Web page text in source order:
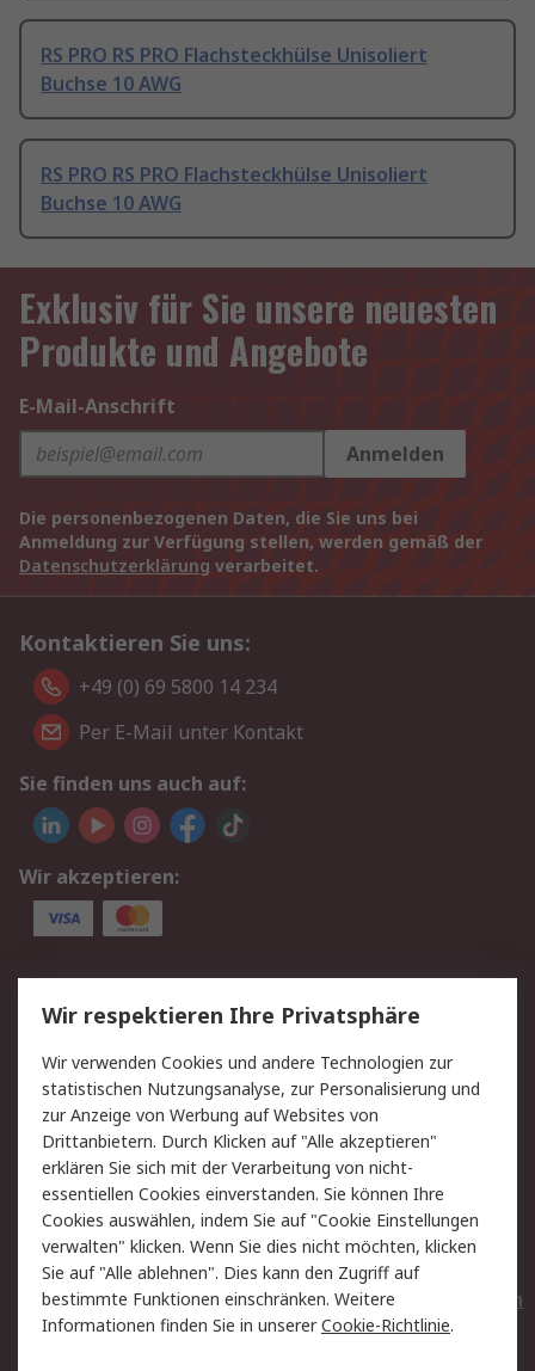
RS PRO RS PRO Flachsteckhülse Unisoliert
Buchse 10 AWG
RS PRO RS PRO Flachsteckhülse Unisoliert
Buchse 10 AWG
Exklusiv für Sie unsere neuesten
Produkte und Angebote
E-Mail-Anschrift
Anmelden
Die personenbezogenen Daten, die Sie uns bei
Anmeldung zur Verfügung stellen, werden gemäß der
Datenschutzerklärung verarbeitet.
Kontaktieren Sie uns:
+49 (0) 69 5800 14 234
Per E-Mail unter Kontakt
Sie finden uns auch auf:
Wir akzeptieren:
Service
Value Added Services
Lieferlösungen
Rücksendungen
Kontakt
Hilfe
Privatkunden
Rechtliches
AGB
Datenschutz
Cookie-Richtlinie
Zahlungsbedingungen
Copyright/Impressum
Entsorgung
Elektrogeräte/Batterien
Wir respektieren Ihre Privatsphäre
Wir verwenden Cookies und andere Technologien zur
statistischen Nutzungsanalyse, zur Personalisierung und
zur Anzeige von Werbung auf Websites von
Drittanbietern. Durch Klicken auf "Alle akzeptieren"
erklären Sie sich mit der Verarbeitung von nicht-
essentiellen Cookies einverstanden. Sie können Ihre
Cookies auswählen, indem Sie auf "Cookie Einstellungen
verwalten" klicken. Wenn Sie dies nicht möchten, klicken
Sie auf "Alle ablehnen". Dies kann den Zugriff auf
bestimmte Funktionen einschränken. Weitere
Informationen finden Sie in unsererCookie-Richtlinie.